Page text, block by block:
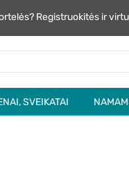
Registruokitės ir
SVEIKATAI